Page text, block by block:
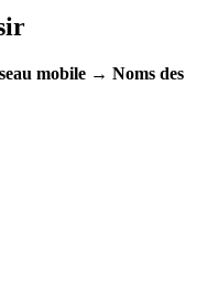
mobile → Noms des